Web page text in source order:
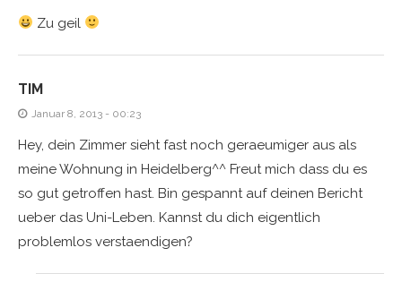
Zu geil
TIM
Januar 8, 2013 - 00:23
Hey, dein Zimmer sieht fast noch geraeumiger aus als
meine Wohnung in Heidelberg^^ Freut mich dass du es
so gut getroffen hast. Bin gespannt auf deinen Bericht
ueber das Uni-Leben. Kannst du dich eigentlich
problemlos verstaendigen?